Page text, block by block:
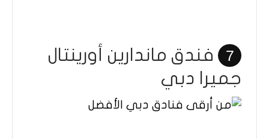
7
فندق ماندارين أورينتال
جميرا دبي